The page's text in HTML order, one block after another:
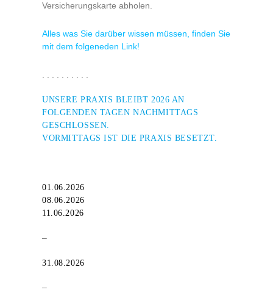
Versicherungskarte abholen.
Alles was Sie darüber wissen müssen, finden Sie
mit dem folgeneden Link!
UNSERE PRAXIS BLEIBT 2026 AN
FOLGENDEN TAGEN NACHMITTAGS
GESCHLOSSEN.
VORMITTAGS IST DIE PRAXIS BESETZT.
01.06.2026
08.06.2026
11.06.2026
–
31.08.2026
–